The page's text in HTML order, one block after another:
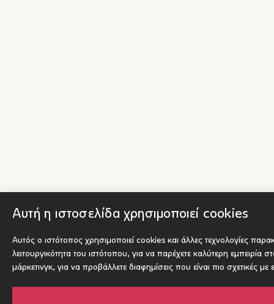
Αυτή η ιστοσελίδα χρησιμοποιεί cookies
Αυτός ο ιστότοπος χρησιμοποιεί cookies και άλλες τεχνολογίες
λειτουργικότητα του ιστότοπου, για να παρέχετε καλύτερη εμπειρία
μάρκετινγκ, για να προβάλλετε διαφημίσεις που είναι πιο σχετικές με